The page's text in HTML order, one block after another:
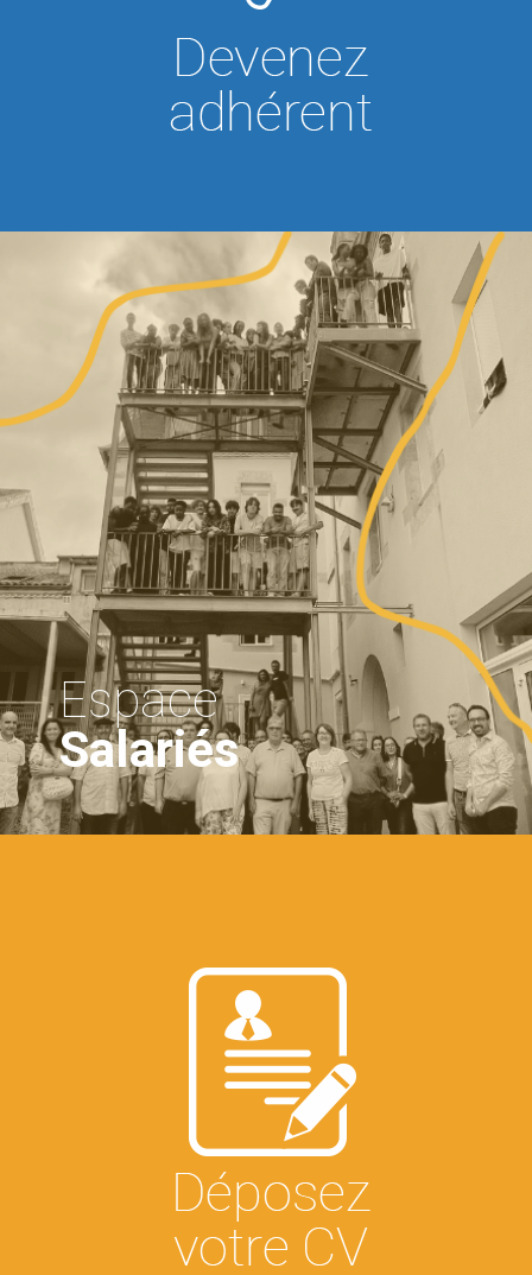
Espace
Salariés